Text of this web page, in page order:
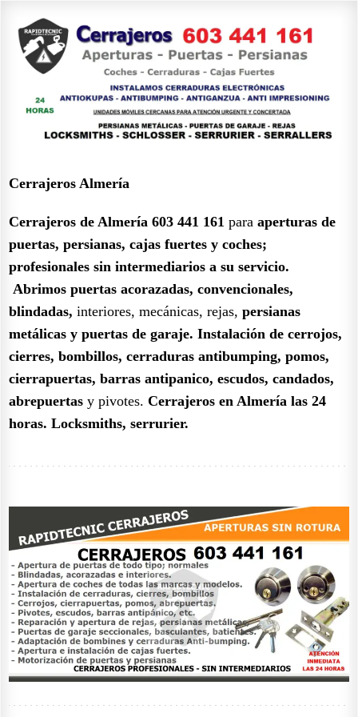
Cerrajeros Almería
Cerrajeros de Almería 603 441 161 para aperturas de
puertas, persianas, cajas fuertes y coches;
profesionales sin intermediarios a su servicio.
Abrimos puertas acorazadas, convencionales,
blindadas, interiores, mecánicas, rejas, persianas
metálicas y puertas de garaje. Instalación de cerrojos,
cierres, bombillos, cerraduras antibumping, pomos,
cierrapuertas, barras antipanico, escudos, candados,
abrepuertas y pivotes. Cerrajeros en Almería las 24
horas. Locksmiths, serrurier.